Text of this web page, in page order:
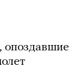
опоздавшие